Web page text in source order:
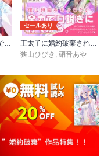
セールあり
狭山ひびき 硝音あや